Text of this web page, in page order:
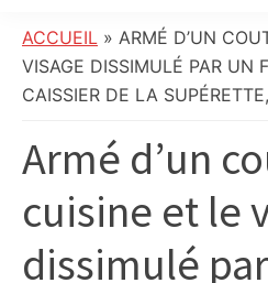
:
info
locale,
culture,
politique,
météo,
divers
ACCUEIL » ARMÉ D’UN
VISAGE DISSIMULÉ PAR UN
CAISSIER DE LA
Armé d’un
cuisine et le
dissimulé